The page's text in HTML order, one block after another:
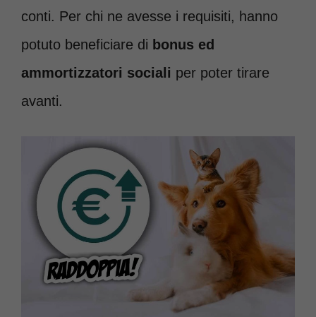
conti. Per chi ne avesse i requisiti, hanno
potuto beneficiare di bonus ed
ammortizzatori sociali per poter tirare
avanti.